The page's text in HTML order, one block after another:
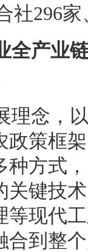
社296
全产业
理念，
政策框
种方式
关键技
等现代
合到整